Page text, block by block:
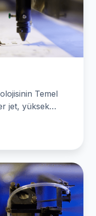
Temel
jet, yüksek